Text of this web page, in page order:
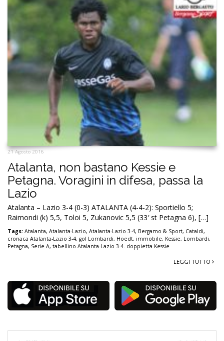
21 Agosto 2016
Atalanta, non bastano Kessie e
Petagna. Voragini in difesa, passa la
Lazio
Atalanta – Lazio 3-4 (0-3) ATALANTA (4-4-2): Sportiello 5;
Raimondi (k) 5,5, Toloi 5, Zukanovic 5,5 (33′ st Petagna 6), […]
Tags: Atalanta, Atalanta-Lazio, Atalanta-Lazio 3-4, Bergamo & Sport, Cataldi,
cronaca Atalanta-Lazio 3-4, gol Lombardi, Hoedt, immobile, Kessie, Lombardi,
Petagna, Serie A, tabellino Atalanta-Lazio 3-4. doppietta Kessie
LEGGI TUTTO